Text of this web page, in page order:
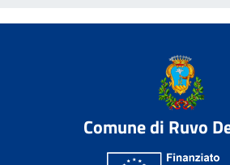
Comune di Ruvo